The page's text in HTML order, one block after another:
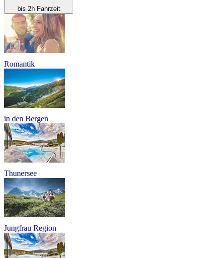
bis 2h Fahrzeit
Romantik
in den Bergen
Thunersee
Jungfrau Region